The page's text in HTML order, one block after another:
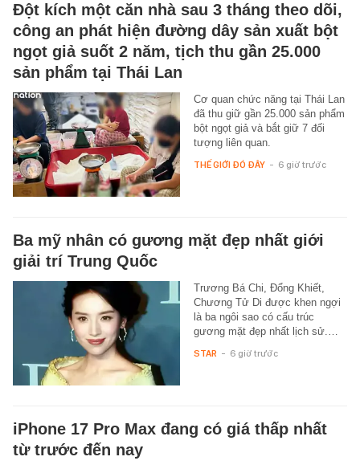
Đột kích một căn nhà sau 3 tháng theo dõi,
công an phát hiện đường dây sản xuất bột
ngọt giả suốt 2 năm, tịch thu gần 25.000
sản phẩm tại Thái Lan
Cơ quan chức năng tại Thái Lan
đã thu giữ gần 25.000 sản phẩm
bột ngọt giả và bắt giữ 7 đối
tượng liên quan.
THẾ GIỚI ĐÓ ĐÂY - 6 giờ trước
Ba mỹ nhân có gương mặt đẹp nhất giới
giải trí Trung Quốc
Trương Bá Chi, Đổng Khiết,
Chương Tử Di được khen ngợi
là ba ngôi sao có cấu trúc
gương mặt đẹp nhất lịch sử.…
STAR - 6 giờ trước
iPhone 17 Pro Max đang có giá thấp nhất
từ trước đến nay